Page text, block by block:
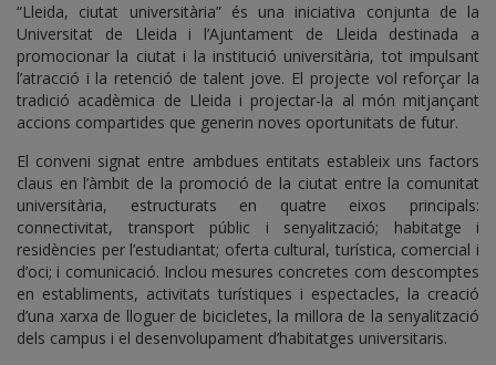
“Lleida, ciutat universitària” és una iniciativa conjunta de la
Universitat de Lleida i l’Ajuntament de Lleida destinada a
promocionar la ciutat i la institució universitària, tot impulsant
l’atracció i la retenció de talent jove. El projecte vol reforçar la
tradició acadèmica de Lleida i projectar-la al món mitjançant
accions compartides que generin noves oportunitats de futur.
El conveni signat entre ambdues entitats estableix uns factors
claus en l’àmbit de la promoció de la ciutat entre la comunitat
universitària, estructurats en quatre eixos principals:
connectivitat, transport públic i senyalització; habitatge i
residències per l’estudiantat; oferta cultural, turística, comercial i
d’oci; i comunicació. Inclou mesures concretes com descomptes
en establiments, activitats turístiques i espectacles, la creació
d’una xarxa de lloguer de bicicletes, la millora de la senyalització
dels campus i el desenvolupament d’habitatges universitaris.